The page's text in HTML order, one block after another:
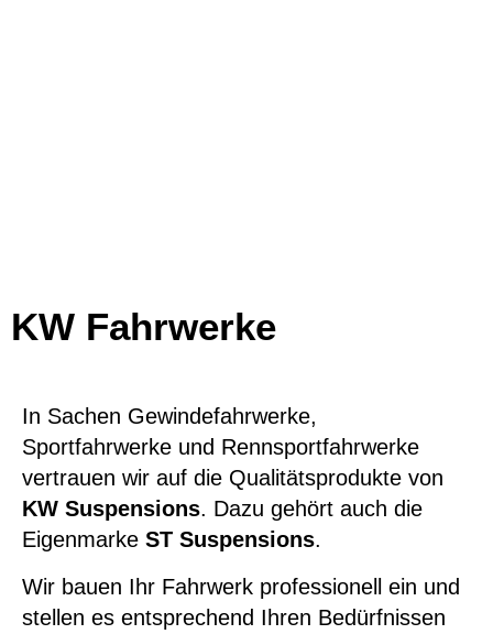
KW Fahrwerke
In Sachen Gewindefahrwerke,
Sportfahrwerke und Rennsportfahrwerke
vertrauen wir auf die Qualitätsprodukte von
KW Suspensions. Dazu gehört auch die
Eigenmarke ST Suspensions.
Wir bauen Ihr Fahrwerk professionell ein und
stellen es entsprechend Ihren Bedürfnissen